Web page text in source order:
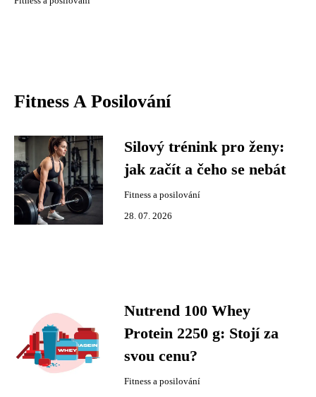
Fitness A Posilování
Silový trénink pro ženy:
jak začít a čeho se nebát
Fitness a posilování
28. 07. 2026
Nutrend 100 Whey
Protein 2250 g: Stojí za
svou cenu?
Fitness a posilování